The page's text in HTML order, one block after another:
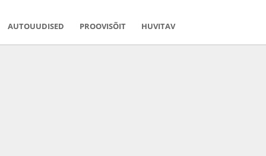
AUTOUUDISED PROOVISÕIT HUVITAV